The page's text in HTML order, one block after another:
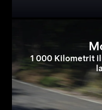
1 000 Kilometrit